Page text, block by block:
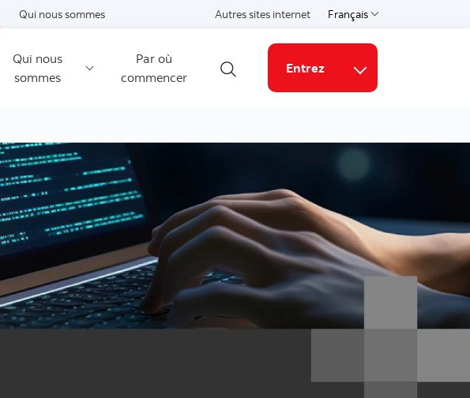
Qui nous sommes Autres sites internet Français
Choisissez une langue
Qui nous
sommes
Par où
commencer
Ouvrir la recherche
Entrez
Liens connexes